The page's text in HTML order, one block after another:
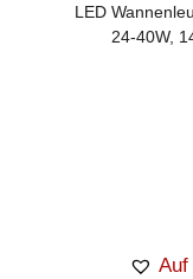
LED
24-40W,